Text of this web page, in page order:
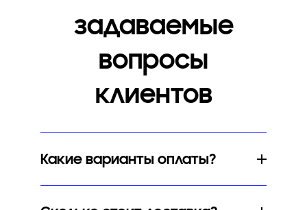
задаваемые
вопросы
клиентов
Какие варианты оплаты?